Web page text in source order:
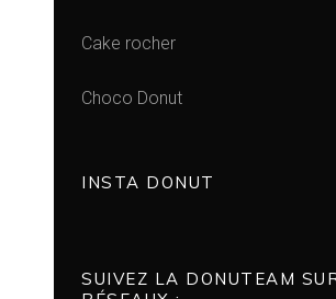
Cake rocher
Choco Donut
INSTA DONUT
SUIVEZ LA DONUTEAM